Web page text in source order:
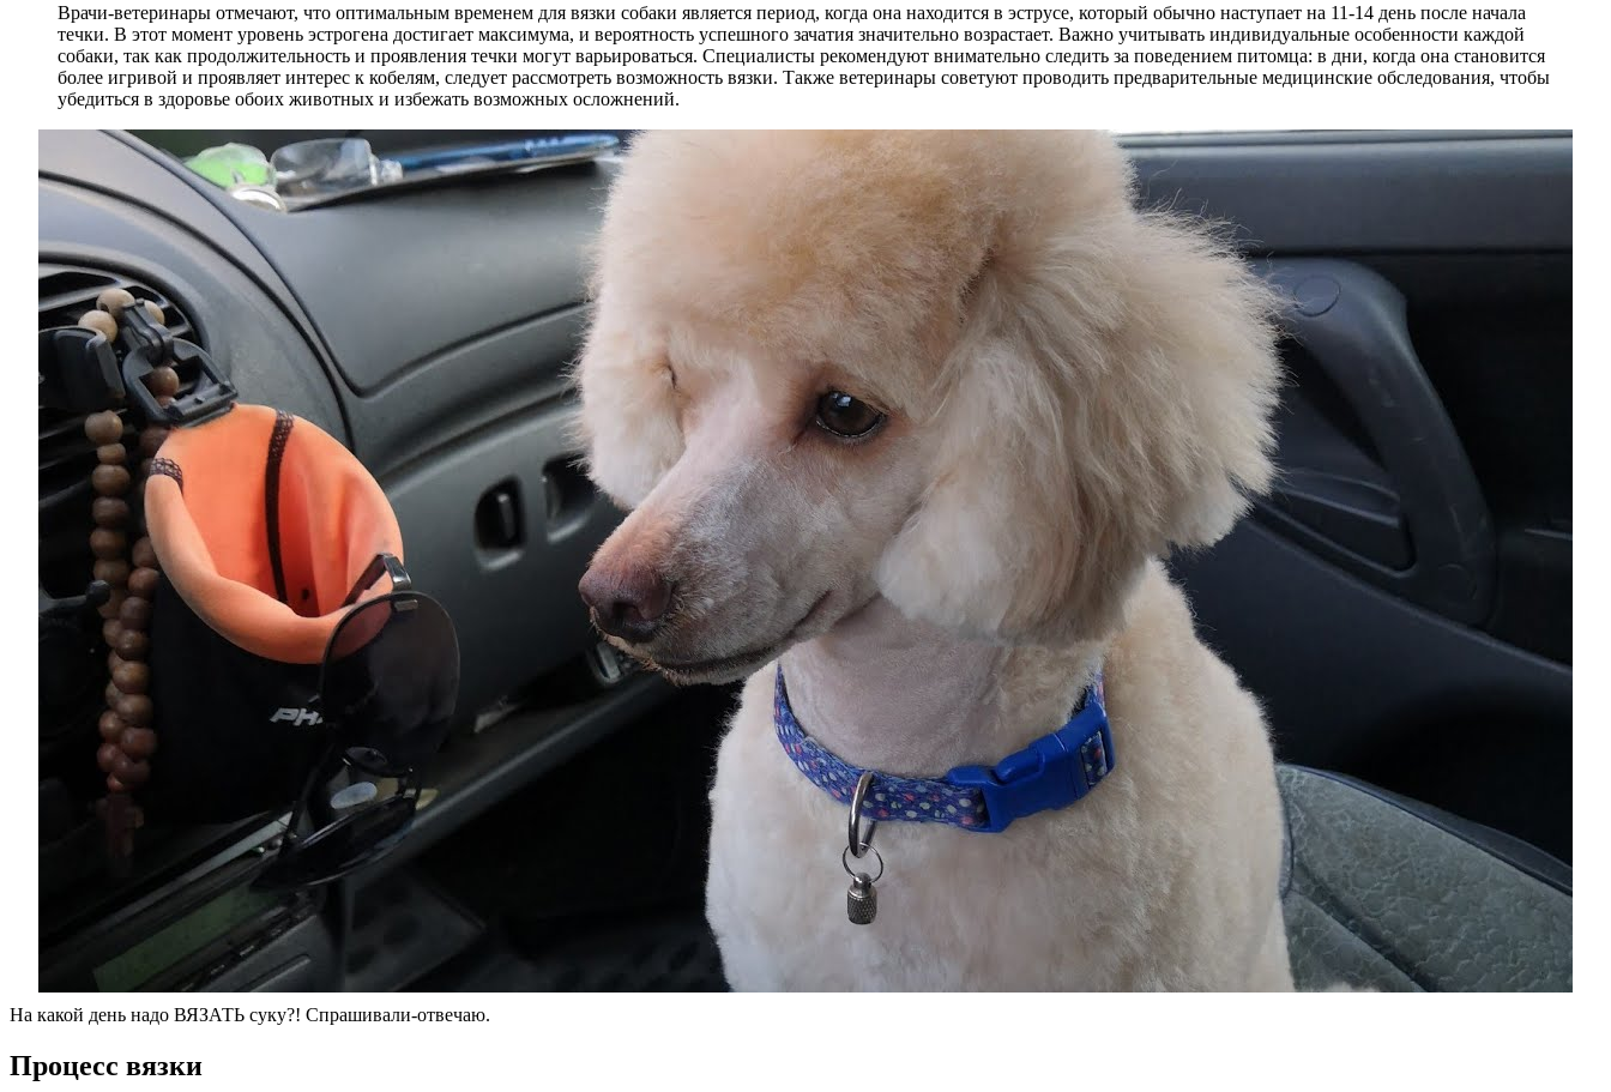
Врачи-ветеринары отмечают, что оптимальным временем для вязки собаки является период, когда она находится в эструсе, который обычно наступает на 11-14 день после начала
течки. В этот момент уровень эстрогена достигает максимума, и вероятность успешного зачатия значительно возрастает. Важно учитывать индивидуальные особенности каждой
собаки, так как продолжительность и проявления течки могут варьироваться. Специалисты рекомендуют внимательно следить за поведением питомца: в дни, когда она становится
более игривой и проявляет интерес к кобелям, следует рассмотреть возможность вязки. Также ветеринары советуют проводить предварительные медицинские обследования, чтобы
убедиться в здоровье обоих животных и избежать возможных осложнений.
На какой день надо ВЯЗАТЬ суку?! Спрашивали-отвечаю.
Процесс вязки